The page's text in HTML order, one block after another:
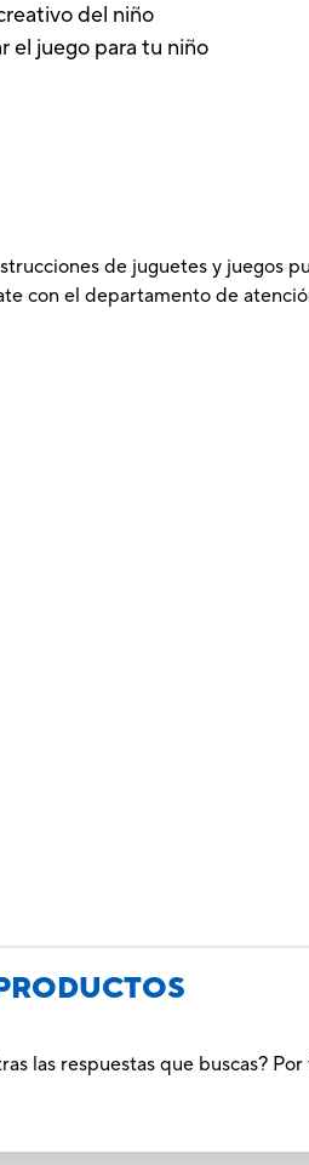
del niño
el juego para tu niño
de juguetes y juegos
con el departamento de
las respuestas que buscas? Por